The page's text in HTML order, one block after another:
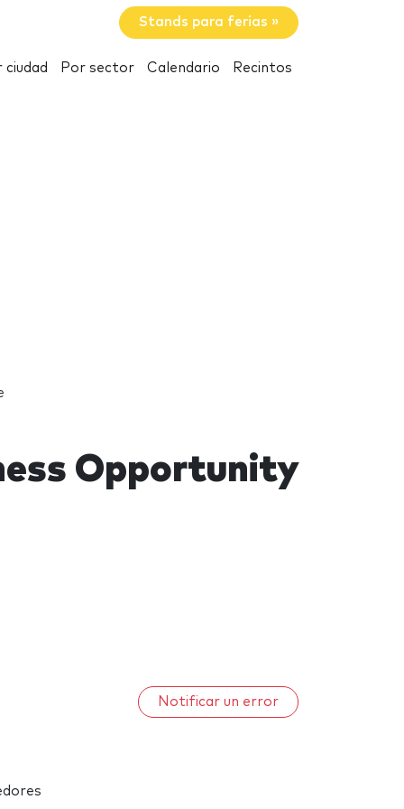
Stands para ferias »
ciudad Por sector Calendario Recintos
Opportunity
Notificar un error